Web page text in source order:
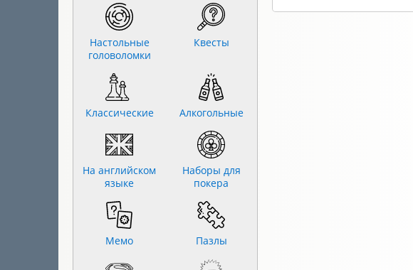
Настольные
головоломки
Квесты
Классические Алкогольные
На английском
языке
Наборы для
покера
Мемо Пазлы